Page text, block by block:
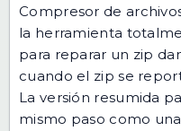
Compresor de
la herramienta
para reparar un zip
cuando el zip se
La versión resumida
mismo paso como